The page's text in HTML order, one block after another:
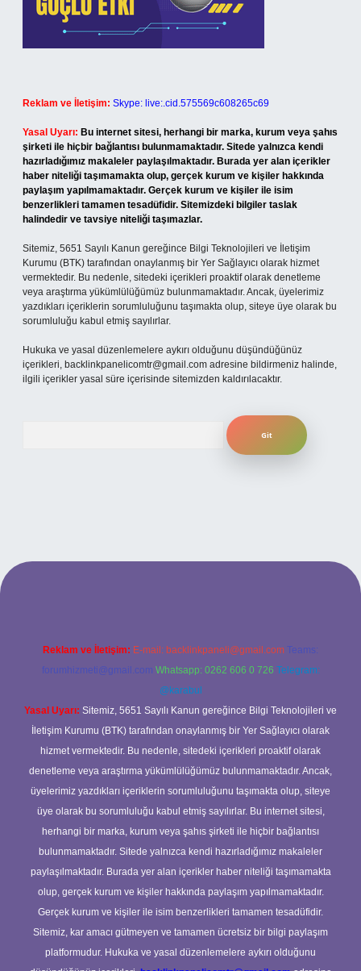
Reklam ve İletişim: Skype: live:.cid.575569c608265c69
Yasal Uyarı: Bu internet sitesi, herhangi bir marka, kurum veya şahıs
şirketi ile hiçbir bağlantısı bulunmamaktadır. Sitede yalnızca kendi
hazırladığımız makaleler paylaşılmaktadır. Burada yer alan içerikler
haber niteliği taşımamakta olup, gerçek kurum ve kişiler hakkında
paylaşım yapılmamaktadır. Gerçek kurum ve kişiler ile isim
benzerlikleri tamamen tesadüfidir. Sitemizdeki bilgiler taslak
halindedir ve tavsiye niteliği taşımazlar.
Sitemiz, 5651 Sayılı Kanun gereğince Bilgi Teknolojileri ve İletişim
Kurumu (BTK) tarafından onaylanmış bir Yer Sağlayıcı olarak hizmet
vermektedir. Bu nedenle, sitedeki içerikleri proaktif olarak denetleme
veya araştırma yükümlülüğümüz bulunmamaktadır. Ancak, üyelerimiz
yazdıkları içeriklerin sorumluluğunu taşımakta olup, siteye üye olarak bu
sorumluluğu kabul etmiş sayılırlar.
Hukuka ve yasal düzenlemelere aykırı olduğunu düşündüğünüz
içerikleri, backlinkpanelicomtr@gmail.com adresine bildirmeniz halinde,
ilgili içerikler yasal süre içerisinde sitemizden kaldırılacaktır.
adresi
Reklam ve İletişim: E-mail: backlinkpaneli@gmail.com Teams:
forumhizmeti@gmail.com Whatsapp: 0262 606 0 726 Telegram:
@karabul
Yasal Uyarı: Sitemiz, 5651 Sayılı Kanun gereğince Bilgi Teknolojileri ve
İletişim Kurumu (BTK) tarafından onaylanmış bir Yer Sağlayıcı olarak
hizmet vermektedir. Bu nedenle, sitedeki içerikleri proaktif olarak
denetleme veya araştırma yükümlülüğümüz bulunmamaktadır. Ancak,
üyelerimiz yazdıkları içeriklerin sorumluluğunu taşımakta olup, siteye
üye olarak bu sorumluluğu kabul etmiş sayılırlar. Bu internet sitesi,
herhangi bir marka, kurum veya şahıs şirketi ile hiçbir bağlantısı
bulunmamaktadır. Sitede yalnızca kendi hazırladığımız makaleler
paylaşılmaktadır. Burada yer alan içerikler haber niteliği taşımamakta
olup, gerçek kurum ve kişiler hakkında paylaşım yapılmamaktadır.
Gerçek kurum ve kişiler ile isim benzerlikleri tamamen tesadüfidir.
Sitemiz, kar amacı gütmeyen ve tamamen ücretsiz bir bilgi paylaşım
platformudur. Hukuka ve yasal düzenlemelere aykırı olduğunu